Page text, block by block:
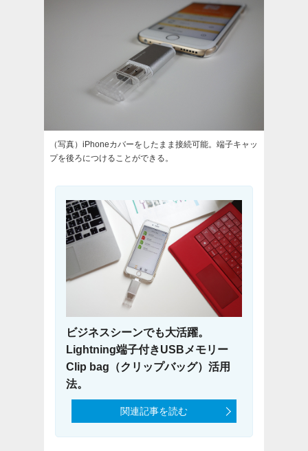
（写真）iPhoneカバーをしたまま接続可能。端子キャッ
プを後ろにつけることができる。
ビジネスシーンでも大活躍。
Lightning端子付きUSBメモリー
Clip bag（クリップバッグ）活用
法。
関連記事を読む